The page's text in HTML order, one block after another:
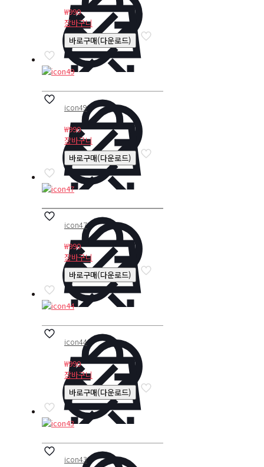
₩990
장바구니
바로구매(다운로드)
icon49
₩990
장바구니
바로구매(다운로드)
icon47
₩990
장바구니
바로구매(다운로드)
icon44
₩990
장바구니
바로구매(다운로드)
icon43